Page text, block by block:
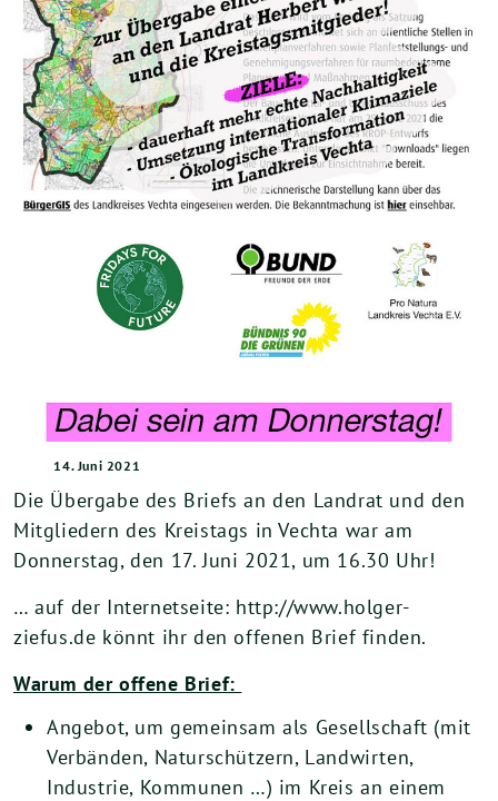
14. Juni 2021
Die Übergabe des Briefs an den Landrat und den
Mitgliedern des Kreistags in Vechta war am
Donnerstag, den 17. Juni 2021, um 16.30 Uhr!
… auf der Internetseite: http://www.holger-
ziefus.de könnt ihr den offenen Brief finden.
Warum der offene Brief:
Angebot, um gemeinsam als Gesellschaft (mit
Verbänden, Naturschützern, Landwirten,
Industrie, Kommunen …) im Kreis an einem